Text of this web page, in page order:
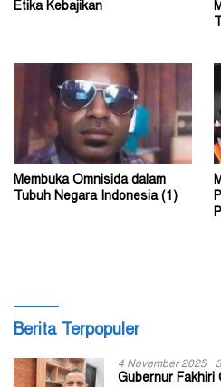
Etika Kebajikan
Membuka Omnisida dalam
Tubuh Negara Indonesia (1)
Berita Terpopuler
4 November 2025
Gubernur Fakhiri